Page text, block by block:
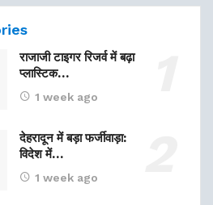
राजाजी टाइगर रिजर्व में बढ़ा
प्लास्टिक…
1 week ago
देहरादून में बड़ा फर्जीवाड़ा:
विदेश में…
1 week ago